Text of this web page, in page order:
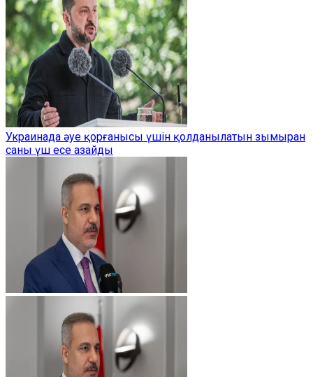
Украинада әуе қорғанысы үшін қолданылатын зымыран
саны үш есе азайды